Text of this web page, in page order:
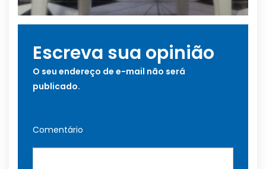
Escreva sua opinião
O seu endereço de e-mail não será
publicado.
Comentário